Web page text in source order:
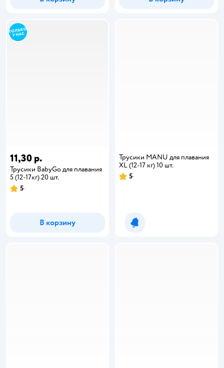
11,30 р.
Трусики BabyGo для плавания
5 (12-17кг) 20 шт.
5
В корзину
Трусики MANU для плавания
XL (12-17 кг) 10 шт.
5
Уведомить о появлении